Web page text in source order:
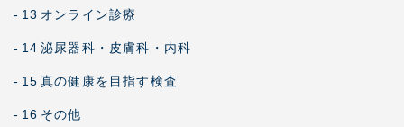
- 13 オンライン診療
- 14 泌尿器科・皮膚科・内科
- 15 真の健康を目指す検査
- 16 その他